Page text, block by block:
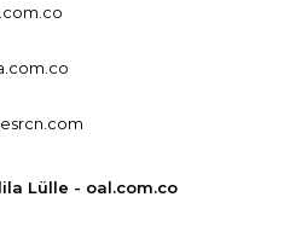
Lülle - oal.com.co